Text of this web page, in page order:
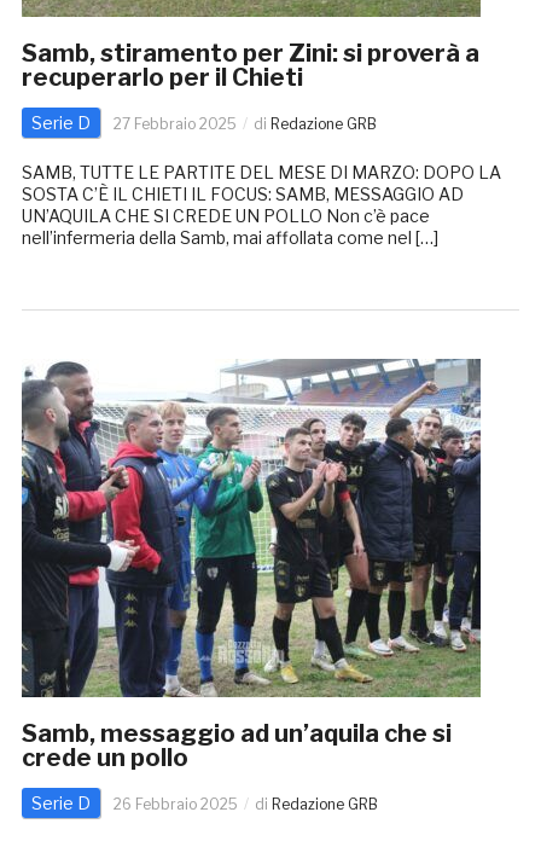
Samb, stiramento per Zini: si proverà a
recuperarlo per il Chieti
Serie D 27 Febbraio 2025 di Redazione GRB
SAMB, TUTTE LE PARTITE DEL MESE DI MARZO: DOPO LA
SOSTA C’È IL CHIETI IL FOCUS: SAMB, MESSAGGIO AD
UN’AQUILA CHE SI CREDE UN POLLO Non c’è pace
nell’infermeria della Samb, mai affollata come nel […]
Samb, messaggio ad un’aquila che si
crede un pollo
Serie D 26 Febbraio 2025 di Redazione GRB